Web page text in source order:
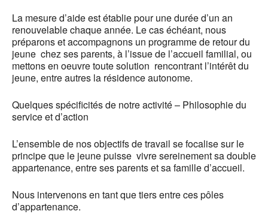
La mesure d’aide est établie pour une durée d’un an
renouvelable chaque année. Le cas échéant, nous
préparons et accompagnons un programme de retour du
jeune chez ses parents, à l’issue de l’accueil familial, ou
mettons en oeuvre toute solution rencontrant l’intérêt du
jeune, entre autres la résidence autonome.
Quelques spécificités de notre activité – Philosophie du
service et d’action
L’ensemble de nos objectifs de travail se focalise sur le
principe que le jeune puisse vivre sereinement sa double
appartenance, entre ses parents et sa famille d’accueil.
Nous intervenons en tant que tiers entre ces pôles
d’appartenance.